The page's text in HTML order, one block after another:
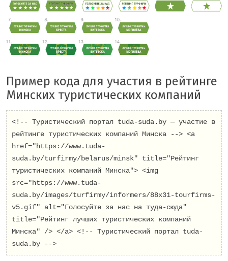
Пример кода для участия в рейтинге
Минских туристических компаний
<!-- Туристический портал tuda-suda.by — участие в
рейтинге туристических компаний Минска --> <a
href="https://www.tuda-
suda.by/turfirmy/belarus/minsk" title="Рейтинг
туристических компаний Минска"> <img
src="https://www.tuda-
suda.by/images/turfirmy/informers/88x31-tourfirms-
v5.gif" alt="Голосуйте за нас на туда-сюда"
title="Рейтинг лучших туристических компаний
Минска" /> </a> <!-- Туристический портал tuda-
suda.by -->